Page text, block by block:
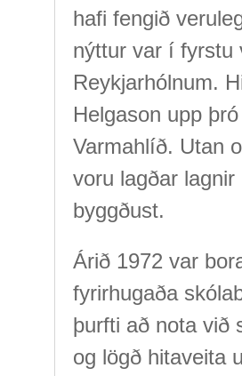
hafi fengið
nýttur var í fyrstu
Reykjarhólnum.
Helgason upp
Varmahlíð. Utan
voru lagðar
byggðust.
Árið 1972 var
fyrirhugaða
þurfti að nota við
og lögð hitaveita